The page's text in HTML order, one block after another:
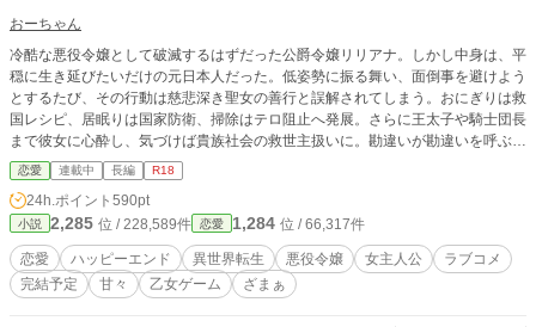
おーちゃん
冷酷な悪役令嬢として破滅するはずだった公爵令嬢リリアナ。しかし中身は、平
穏に生き延びたいだけの元日本人だった。低姿勢に振る舞い、面倒事を避けよう
とするたび、その行動は慈悲深き聖女の善行と誤解されてしまう。おにぎりは救
国レシピ、居眠りは国家防衛、掃除はテロ阻止へ発展。さらに王太子や騎士団長
まで彼女に心酔し、気づけば貴族社会の救世主扱いに。勘違いが勘違いを呼ぶ、
破滅回避系・悪役令嬢コメディ！
恋愛 連載中 長編 R18
24h.ポイント 590pt
小説 2,285 位 / 228,589件 恋愛 1,284 位 / 66,317件
恋愛 ハッピーエンド 異世界転生 悪役令嬢 女主人公
ラブコメ
完結予定
甘々 乙女ゲーム ざまぁ